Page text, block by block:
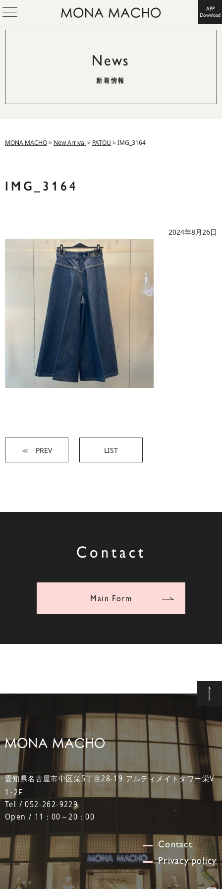
APP
Download
News
新着情報
MONA MACHO> New Arrival > PATOU >IMG_3164
IMG_3164
2024年8月26日
≪ PREV LIST
Contact
Main Form
愛知県名古屋市中区栄5丁目28-19 アルティメイトタワー栄V
1･2F
Tel / 052-262-9229
Open / 11：00～20：00
Contact
Privacy policy